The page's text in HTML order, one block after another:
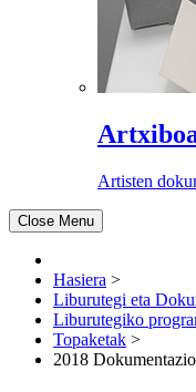
Artisten
Close Menu
Hasiera >
Liburutegi eta
Liburutegiko
Topaketak >
2018